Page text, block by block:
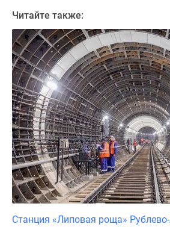
Дома
коттеджи
Коттеджные
поселки
Новой
Москве
Готовые
коттеджные
поселки
Строящиеся
коттеджные
поселки
Читайте также:
Станция «Липовая роща»